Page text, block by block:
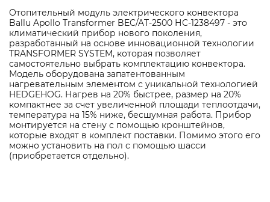
Отопительный модуль электрического конвектора
Ballu Apollo Transformer BEC/AT-2500 НС-1238497 - это
климатический прибор нового поколения,
разработанный на основе инновационной технологии
TRANSFORMER SYSTEM, которая позволяет
самостоятельно выбрать комплектацию конвектора.
Модель оборудована запатентованным
нагревательным элементом с уникальной технологией
HEDGEHOG. Нагрев на 20% быстрее, размер на 20%
компактнее за счет увеличенной площади теплоотдачи,
температура на 15% ниже, бесшумная работа. Прибор
монтируется на стену с помощью кронштейнов,
которые входят в комплект поставки. Помимо этого его
можно установить на пол с помощью шасси
(приобретается отдельно).